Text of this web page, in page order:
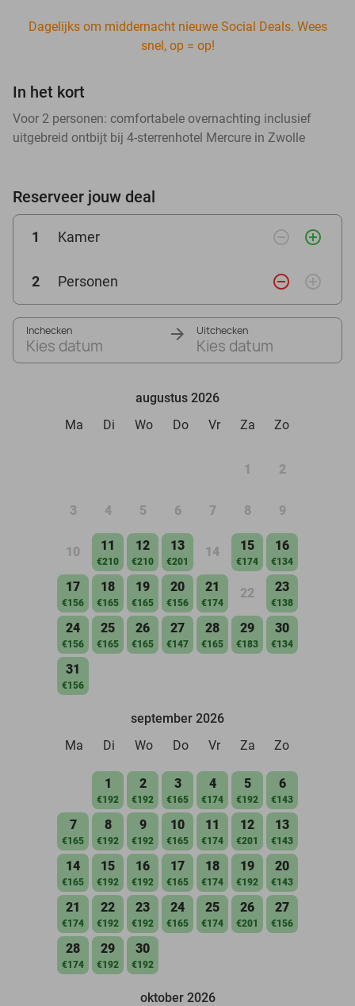
Dagelijks om middernacht nieuwe Social Deals. Wees
snel, op = op!
In het kort
Voor 2 personen: comfortabele overnachting inclusief
uitgebreid ontbijt bij 4-sterrenhotel Mercure in Zwolle
Reserveer jouw deal
1 Kamer remove_circle_outline add_circle_outline
2 Personen remove_circle_outline add_circle_outline
Inchecken
Kies datum
Uitchecken
Kies datum
augustus 2026
Ma
Di Wo Do Vr Za Zo
1 2
3 4 5 6 7 8 9
10 11
€210
12
€210
13
€201
14 15
€174
16
€134
17
€156
18
€165
19
€165
20
€156
21
€174
22 23
€138
24
€156
25
€165
26
€165
27
€147
28
€165
29
€183
30
€134
31
€156
september 2026
Ma
Di Wo Do Vr Za Zo
1
€192
2
€192
3
€165
4
€174
5
€192
6
€143
7
€165
8
€192
9
€192
10
€165
11
€174
12
€201
13
€143
14
€165
15
€192
16
€192
17
€165
18
€174
19
€192
20
€143
21
€174
22
€192
23
€192
24
€165
25
€174
26
€201
27
€156
28
€174
29
€192
30
€192
oktober 2026